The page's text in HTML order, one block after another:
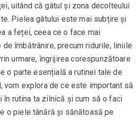
uitând că gâtul și zona decolteului
Pielea gâtului este mai subțire și
a feței, ceea ce o face mai
îmbătrânire, precum ridurile, liniile
urmare, îngrijirea corespunzătoare
o parte esențială a rutinei tale de
vom explora de ce este important să
în rutina ta zilnică și cum să o faci
o piele tânără și sănătoasă pe